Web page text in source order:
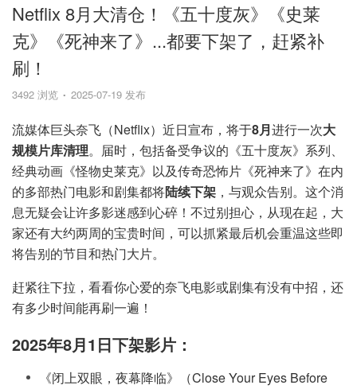
Netflix 8月大清仓！《五十度灰》《史莱
克》《死神来了》...都要下架了，赶紧补
刷！
3492 浏览 2025-07-19 发布
流媒体巨头奈飞（Netflix）近日宣布，将于8月进行一次大
规模片库清理。届时，包括备受争议的《五十度灰》系列、
经典动画《怪物史莱克》以及传奇恐怖片《死神来了》在内
的多部热门电影和剧集都将陆续下架 ，与观众告别。这个消
息无疑会让许多影迷感到心碎！不过别担心，从现在起，大
家还有大约两周的宝贵时间，可以抓紧最后机会重温这些即
将告别的节目和热门大片。
赶紧往下拉，看看你心爱的奈飞电影或剧集有没有中招，还
有多少时间能再刷一遍！
2025年8月1日下架影片：
《闭上双眼，夜幕降临》（Close Your Eyes Before